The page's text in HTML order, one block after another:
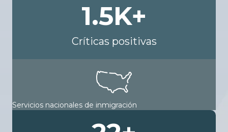
1.5K+
Críticas positivas
Servicios nacionales de inmigración